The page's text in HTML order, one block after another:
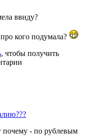
ввиду?
кого подумала?
, чтобы получить
почему - по рублевым